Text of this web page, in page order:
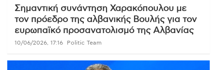
Σημαντική συνάντηση Χαρακόπουλου με
τον πρόεδρο της αλβανικής Βουλής για τον
ευρωπαϊκό προσανατολισμό της Αλβανίας
10/06/2026, 17:16 Politic Team